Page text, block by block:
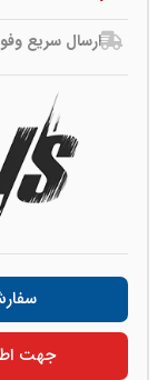
ارسال سریع
سفارش
جهت